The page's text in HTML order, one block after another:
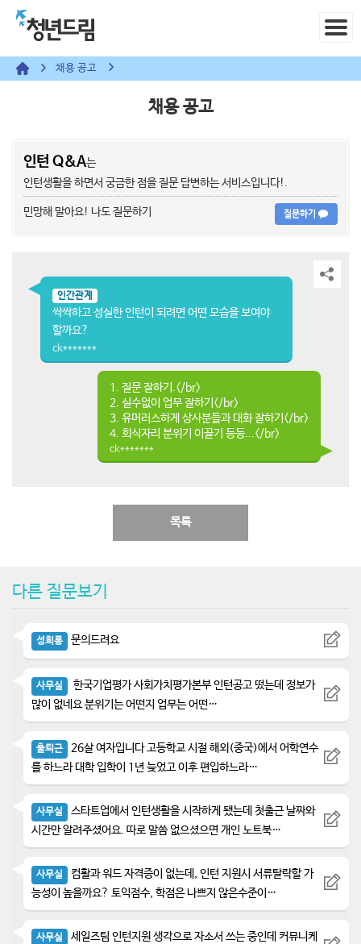
채용 공고
채용 공고
인턴 Q&A는
인턴생활을 하면서 궁금한 점을 질문 답변하는 서비스입니다!.
민망해 말아요! 나도 질문하기 질문하기
인간관계
싹싹하고 성실한 인턴이 되려면 어떤 모습을 보여야
할까요?
ck*******
1. 질문 잘하기.</br>
2. 실수없이 업무 잘하기</br>
3. 유머러스하게 상사분들과 대화 잘하기</br>
4. 회식자리 분위기 이끌기 등등...</br>
ck*******
목록
다른 질문보기
성희롱 문의드려요
사무실
한국기업평가 사회가치평가본부 인턴공고 떴는데 정보가
많이 없네요 분위기는 어떤지 업무는 어떤…
출퇴근
26살 여자입니다 고등학교 시절 해외(중국)에서 어학연수
를 하느라 대학 입학이 1년 늦었고 이후 편입하느라…
사무실
스타트업에서 인턴생활을 시작하게 됐는데 첫출근 날짜와
시간만 알려주셨어요. 따로 말씀 없으셨으면 개인 노트북…
사무실
컴활과 워드 자격증이 없는데, 인턴 지원시 서류탈락할 가
능성이 높을까요? 토익점수, 학점은 나쁘지 않은수준이…
사무실
세일즈팀 인턴지원 생각으로 자소서 쓰는 중인데 커뮤니케